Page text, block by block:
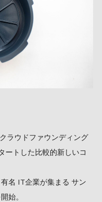
ラウドファウンディング
ートした比較的新しいコ
名 IT企業が集まる サン
始。